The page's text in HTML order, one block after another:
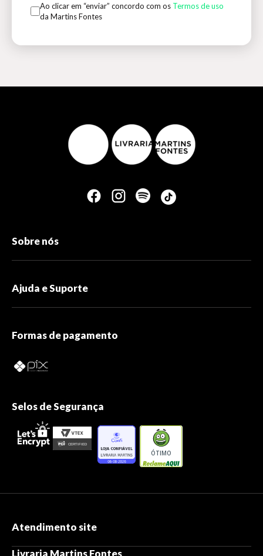
Ao clicar em “enviar” concordo com os Termos de uso
da Martins Fontes
Sobre nós
Ajuda e Suporte
Formas de pagamento
Selos de Segurança
ÓTIMO
Atendimento site
Livraria Martins Fontes